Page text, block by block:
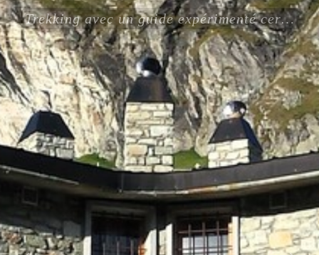
Trekking avec un guide expérimenté certifié ENSA UIAGM